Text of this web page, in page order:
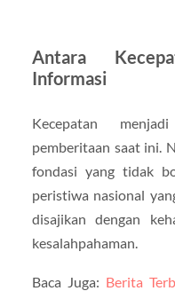
Antara
Informasi
Kecepatan
pemberitaan saat ini.
fondasi yang tidak
peristiwa nasional
disajikan dengan
kesalahpahaman.
Baca Juga: Berita